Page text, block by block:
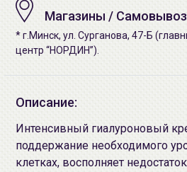
Магазины / Самовывоз
* г.Минск, ул. Сурганова, 47-Б
центр “НОРДИН”).
Описание:
Интенсивный гиалуроновый
поддержание необходимого
клетках, восполняет